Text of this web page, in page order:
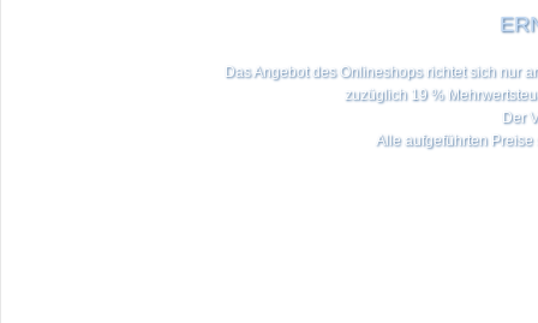
Das Angebot des Onlineshops richtet sich nur
zuzüglich 19 %
Der
Alle aufgeführten